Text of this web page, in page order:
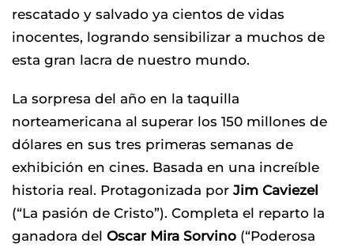
rescatado y salvado ya cientos de vidas
inocentes, logrando sensibilizar a muchos de
esta gran lacra de nuestro mundo.
La sorpresa del año en la taquilla
norteamericana al superar los 150 millones de
dólares en sus tres primeras semanas de
exhibición en cines. Basada en una increíble
historia real. Protagonizada por Jim Caviezel
(“La pasión de Cristo”). Completa el reparto la
ganadora del Oscar Mira Sorvino (“Poderosa